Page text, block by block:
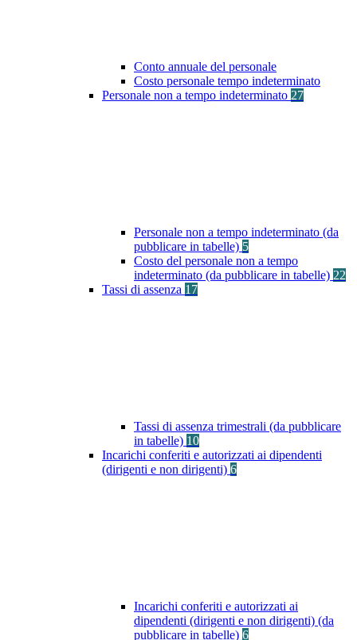
Conto annuale del personale
Costo personale tempo indeterminato
Personale non a tempo indeterminato 27
Personale non a tempo indeterminato (da
pubblicare in tabelle) 5
Costo del personale non a tempo
indeterminato (da pubblicare in tabelle) 22
Tassi di assenza 17
Tassi di assenza trimestrali (da pubblicare
in tabelle) 10
Incarichi conferiti e autorizzati ai dipendenti
(dirigenti e non dirigenti) 6
Incarichi conferiti e autorizzati ai
dipendenti (dirigenti e non dirigenti) (da
pubblicare in tabelle) 6